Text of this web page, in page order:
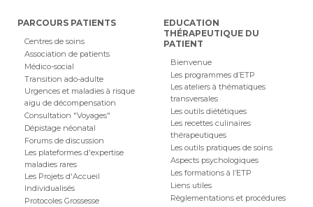
PARCOURS PATIENTS
Centres de soins
Association de patients
Médico-social
Transition ado-adulte
Urgences et maladies à risque
aigu de décompensation
Consultation "Voyages"
Dépistage néonatal
Forums de discussion
Les plateformes d'expertise
maladies rares
Les Projets d'Accueil
Individualisés
Protocoles Grossesse
EDUCATION
THÉRAPEUTIQUE DU
PATIENT
Bienvenue
Les programmes d’ETP
Les ateliers à thématiques
transversales
Les outils diététiques
Les recettes culinaires
thérapeutiques
Les outils pratiques de soins
Aspects psychologiques
Les formations à l’ETP
Liens utiles
Règlementations et procédures